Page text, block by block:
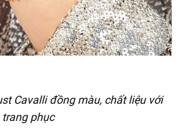
Cavalli đồng màu, chất liệu với
trang phục